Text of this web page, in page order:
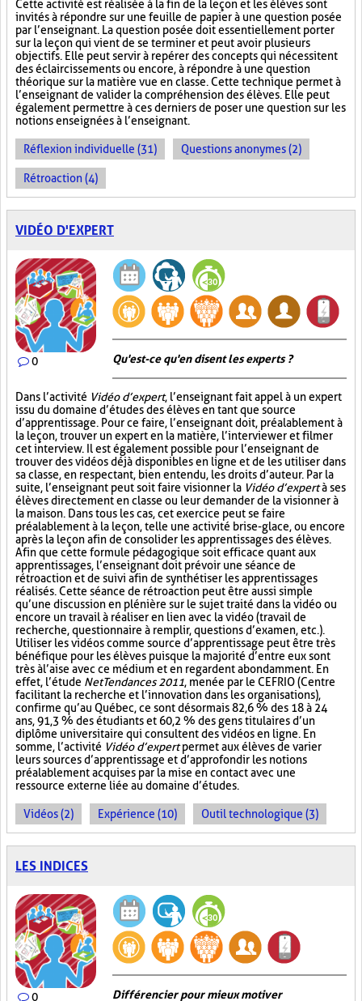
Cette activité est réalisée à la fin de la leçon et les élèves sont
invités à répondre sur une feuille de papier à une question posée
par l’enseignant. La question posée doit essentiellement porter
sur la leçon qui vient de se terminer et peut avoir plusieurs
objectifs. Elle peut servir à repérer des concepts qui nécessitent
des éclaircissements ou encore, à répondre à une question
théorique sur la matière vue en classe. Cette technique permet à
l’enseignant de valider la compréhension des élèves. Elle peut
également permettre à ces derniers de poser une question sur les
notions enseignées à l’enseignant.
Réflexion individuelle (31) Questions anonymes (2)
Rétroaction (4)
VIDÉO D'EXPERT
0 Qu'est-ce qu'en disent les experts ?
Dans l’activité Vidéo d’expert, l’enseignant fait appel à un expert
issu du domaine d’études des élèves en tant que source
d’apprentissage. Pour ce faire, l’enseignant doit, préalablement à
la leçon, trouver un expert en la matière, l’interviewer et filmer
cet interview. Il est également possible pour l’enseignant de
trouver des vidéos déjà disponibles en ligne et de les utiliser dans
sa classe, en respectant, bien entendu, les droits d’auteur. Par la
suite, l’enseignant peut soit faire visionner la Vidéo d’expertà ses
élèves directement en classe ou leur demander de la visionner à
la maison. Dans tous les cas, cet exercice peut se faire
préalablement à la leçon, telle une activité brise-glace, ou encore
après la leçon afin de consolider les apprentissages des élèves.
Afin que cette formule pédagogique soit efficace quant aux
apprentissages, l’enseignant doit prévoir une séance de
rétroaction et de suivi afin de synthétiser les apprentissages
réalisés. Cette séance de rétroaction peut être aussi simple
qu’une discussion en plénière sur le sujet traité dans la vidéo ou
encore un travail à réaliser en lien avec la vidéo (travail de
recherche, questionnaire à remplir, questions d’examen, etc.).
Utiliser les vidéos comme source d’apprentissage peut être très
bénéfique pour les élèves puisque la majorité d’entre eux sont
très à l’aise avec ce médium et en regardent abondamment. En
effet, l’étude NetTendances 2011, menée par le CEFRIO (Centre
facilitant la recherche et l’innovation dans les organisations),
confirme qu’au Québec, ce sont désormais 82,6 % des 18 à 24
ans, 91,3 % des étudiants et 60,2 % des gens titulaires d’un
diplôme universitaire qui consultent des vidéos en ligne. En
somme, l’activité Vidéo d’expertpermet aux élèves de varier
leurs sources d’apprentissage et d’approfondir les notions
préalablement acquises par la mise en contact avec une
ressource externe liée au domaine d’études.
Vidéos (2) Expérience (10) Outil technologique (3)
LES INDICES
0 Différencier pour mieux motiver